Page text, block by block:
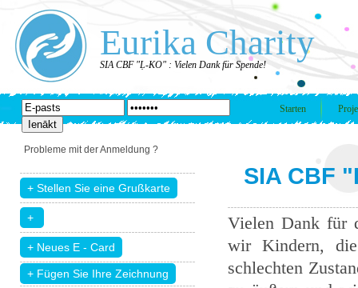
Eurika Charity
SIA CBF "Ļ-KO" : Vielen Dank für Spende!
Starten
Probleme mit der Anmeldung ?
+ Fügen Sie Ihre Zeichnung
SIA CBF
Vielen Dank für
wir Kindern,
schlechten